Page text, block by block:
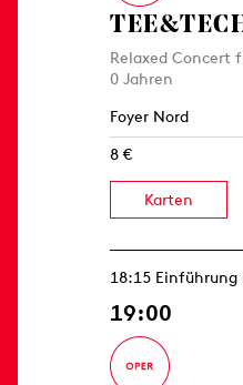
Relaxed Concert
0 Jahren
Foyer Nord
8 €
Karten
18:15 Einführung
19:00